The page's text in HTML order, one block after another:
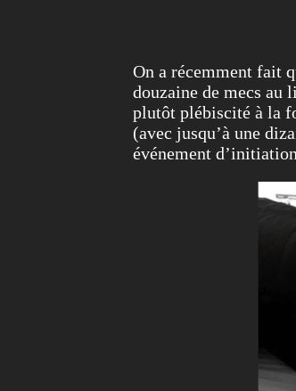
On a récemment fait
douzaine de mecs au
plutôt plébiscité à la
(avec jusqu’à une
événement